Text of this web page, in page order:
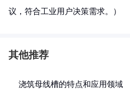
议，符合工业用户决策需求。）
其他推荐
浇筑母线槽的特点和应用领域